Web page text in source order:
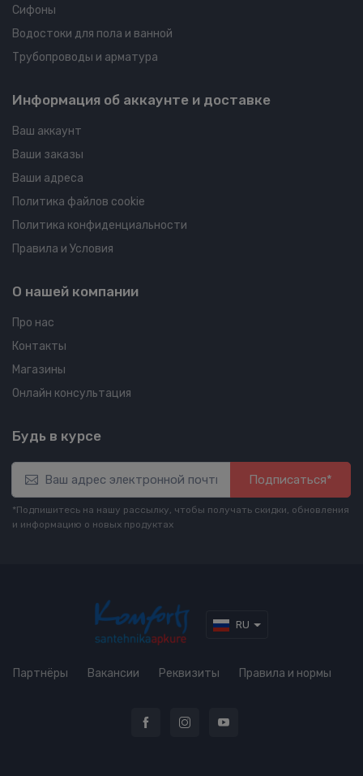
Сифоны
Водостоки для пола и ванной
Трубопроводы и арматура
Информация об аккаунте и доставке
Ваш аккаунт
Ваши заказы
Ваши адреса
Политика файлов cookie
Политика конфиденциальности
Правила и Условия
О нашей компании
Про нас
Контакты
Магазины
Онлайн консультация
Будь в курсе
Подписаться*
*Подпишитесь на нашу рассылку, чтобы получать скидки, обновления
и информацию о новых продуктах
RU
Партнёры Вакансии Реквизиты Правила и нормы